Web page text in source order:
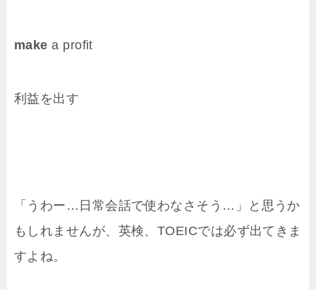
make a profit
利益を出す
「うわー…日常会話で使わなさそう…」と思うか
もしれませんが、英検、TOEICでは必ず出てきま
すよね。